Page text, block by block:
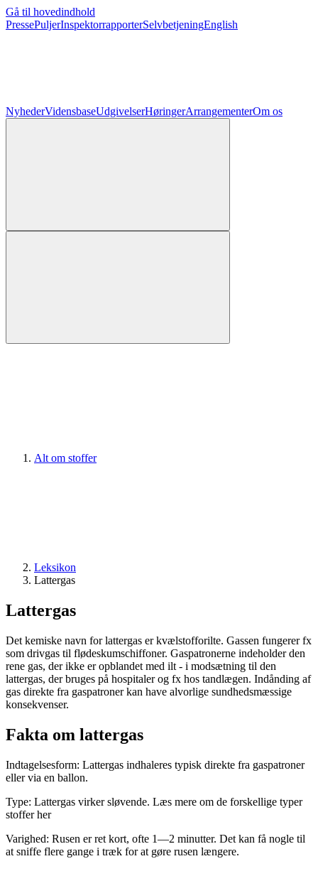
Gå til hovedindhold
PressePuljerInspektorrapporterSelvbetjeningEnglish
NyhederVidensbaseUdgivelserHøringerArrangementerOm os
Alt om stoffer
Leksikon
Lattergas
Lattergas
Det kemiske navn for lattergas er kvælstofforilte. Gassen fungerer fx
som drivgas til flødeskumschiffoner. Gaspatronerne indeholder den
rene gas, der ikke er opblandet med ilt - i modsætning til den
lattergas, der bruges på hospitaler og fx hos tandlægen. Indånding af
gas direkte fra gaspatroner kan have alvorlige sundhedsmæssige
konsekvenser.
Fakta om lattergas
Indtagelsesform: Lattergas indhaleres typisk direkte fra gaspatroner
eller via en ballon.
Type: Lattergas virker sløvende. Læs mere om de forskellige typer
stoffer her
Varighed: Rusen er ret kort, ofte 1—2 minutter. Det kan få nogle til
at sniffe flere gange i træk for at gøre rusen længere.